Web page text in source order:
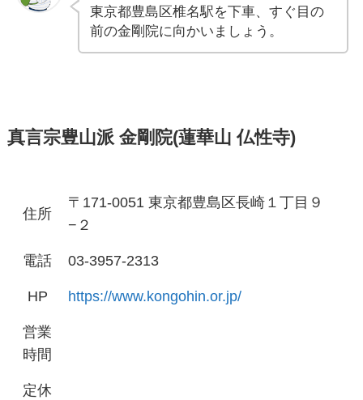
東京都豊島区椎名駅を下車、すぐ目の
前の金剛院に向かいましょう。
真言宗豊山派 金剛院(蓮華山 仏性寺)
住所
〒171-0051 東京都豊島区長崎１丁目９
−２
電話 03-3957-2313
HP https://www.kongohin.or.jp/
営業
時間
定休